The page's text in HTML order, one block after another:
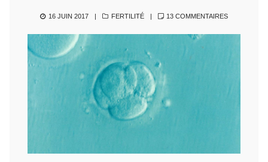
POSTED
16 JUIN 2017 CATEGORIES
FERTILITÉ 13 COMMENTAIRESSUR